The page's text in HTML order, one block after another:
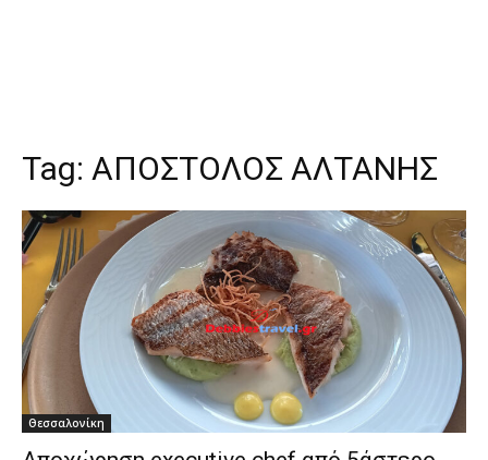
Tag: ΑΠΟΣΤΟΛΟΣ ΑΛΤΑΝΗΣ
Θεσσαλονίκη